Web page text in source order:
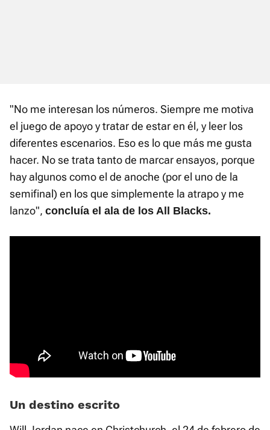
"No me interesan los números. Siempre me motiva
el juego de apoyo y tratar de estar en él, y leer los
diferentes escenarios. Eso es lo que más me gusta
hacer. No se trata tanto de marcar ensayos, porque
hay algunos como el de anoche (por el uno de la
semifinal) en los que simplemente la atrapo y me
lanzo", concluía el ala de los All Blacks.
Un destino escrito